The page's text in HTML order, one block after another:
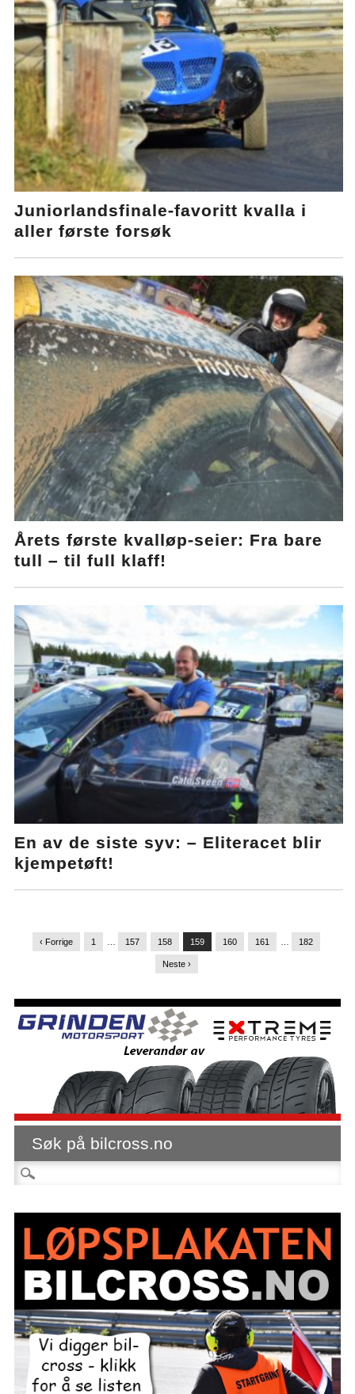
Juniorlandsfinale-favoritt kvalla i
aller første forsøk
Årets første kvalløp-seier: Fra bare
tull – til full klaff!
En av de siste syv: – Eliteracet blir
kjempetøft!
‹ Forrige 1 157 158 159 160 161 182
Neste ›
Søk på bilcross.no
Søk etter: